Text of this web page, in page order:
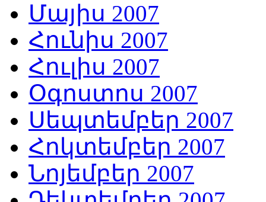
Մայիս 2007
Հունիս 2007
Հուլիս 2007
Օգոստոս 2007
Սեպտեմբեր 2007
Հոկտեմբեր 2007
Նոյեմբեր 2007